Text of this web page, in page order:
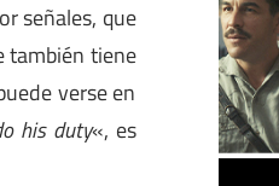
señales, que
también tiene
verse en
his duty«, es